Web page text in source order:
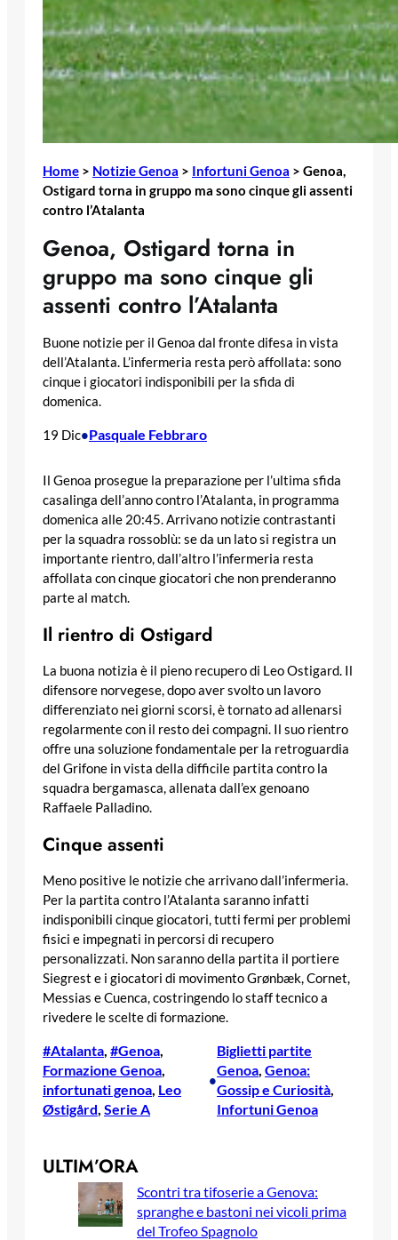
Home > Notizie Genoa > Infortuni Genoa > Genoa,
Ostigard torna in gruppo ma sono cinque gli assenti
contro l’Atalanta
Genoa, Ostigard torna in
gruppo ma sono cinque gli
assenti contro l’Atalanta
Buone notizie per il Genoa dal fronte difesa in vista
dell’Atalanta. L’infermeria resta però affollata: sono
cinque i giocatori indisponibili per la sfida di
domenica.
19 Dic•Pasquale Febbraro
Il Genoa prosegue la preparazione per l’ultima sfida
casalinga dell’anno contro l’Atalanta, in programma
domenica alle 20:45. Arrivano notizie contrastanti
per la squadra rossoblù: se da un lato si registra un
importante rientro, dall’altro l’infermeria resta
affollata con cinque giocatori che non prenderanno
parte al match.
Il rientro di Ostigard
La buona notizia è il pieno recupero di Leo Ostigard. Il
difensore norvegese, dopo aver svolto un lavoro
differenziato nei giorni scorsi, è tornato ad allenarsi
regolarmente con il resto dei compagni. Il suo rientro
offre una soluzione fondamentale per la retroguardia
del Grifone in vista della difficile partita contro la
squadra bergamasca, allenata dall’ex genoano
Raffaele Palladino.
Cinque assenti
Meno positive le notizie che arrivano dall’infermeria.
Per la partita contro l’Atalanta saranno infatti
indisponibili cinque giocatori, tutti fermi per problemi
fisici e impegnati in percorsi di recupero
personalizzati. Non saranno della partita il portiere
Siegrest e i giocatori di movimento Grønbæk, Cornet,
Messias e Cuenca, costringendo lo staff tecnico a
rivedere le scelte di formazione.
#Atalanta #Genoa
Formazione Genoa
infortunati genoa Leo
Østigård Serie A
•
Biglietti partite
Genoa , Genoa:
Gossip e Curiosità
Infortuni Genoa
ULTIM’ORA
Scontri tra tifoserie a Genova:
spranghe e bastoni nei vicoli prima
del Trofeo Spagnolo